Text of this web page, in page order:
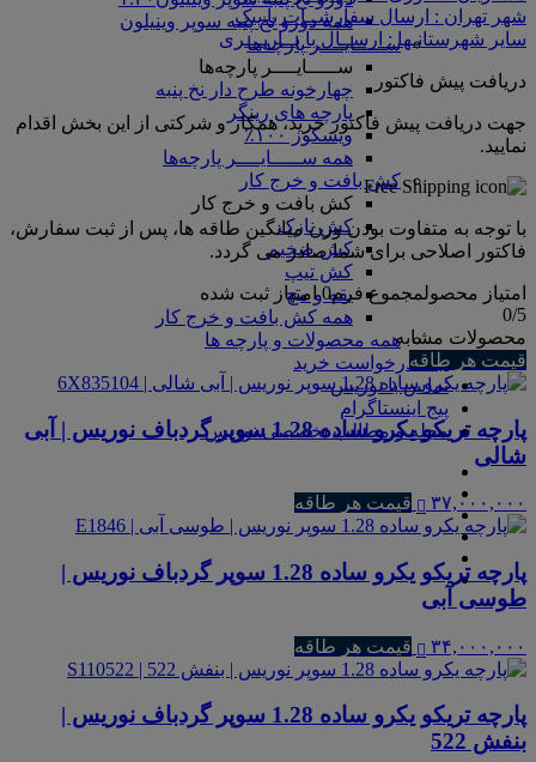
همه دورو نخ پنبه سوپر وینیلون
ســـــایــــر پارچه‌ها
ســـــایــــر پارچه‌ها
چهارخونه طرح دار نخ پنبه
پارچه های رینگر
ویسکوز ۱۰۰٪
همه ســـــایــــر پارچه‌ها
کش بافت و خرج کار
کش بافت و خرج کار
کش نازک
کش ضخیم
کش تیپ
یقه و مچ
همه کش بافت و خرج کار
همه محصولات و پارچه ها
ثبت درخواست خرید
تماس با نوریس
پیج اینستاگرام
مجله و مطالب تخصصی نوریس
شهر تهران : ارسال سفارشــات با پیک
سایر شهرستانـها : ارســال با بــاربـــری
دریافت پیش فاکتور
جهت دریافت پیش فاکتور خرید، همکار و شرکتی از این بخش اقدام
نمایید.
با توجه به متفاوت بودن وزن میانگین طاقه ها، پس از ثبت سفارش،
فاکتور اصلاحی برای شما صادر می گردد.
امتیاز محصولمجموع فرم0امتیاز ثبت شده
0/5
محصولات مشابه
قیمت هر طاقه
پارچه تریکو یکرو ساده 1.28 سوپر گردباف نوریس | آبی
شالی
۳۷,۰۰۰,۰۰۰ قیمت هر طاقه
پارچه تریکو یکرو ساده 1.28 سوپر گردباف نوریس |
طوسی آبی
۳۴,۰۰۰,۰۰۰ قیمت هر طاقه
پارچه تریکو یکرو ساده 1.28 سوپر گردباف نوریس |
بنفش 522